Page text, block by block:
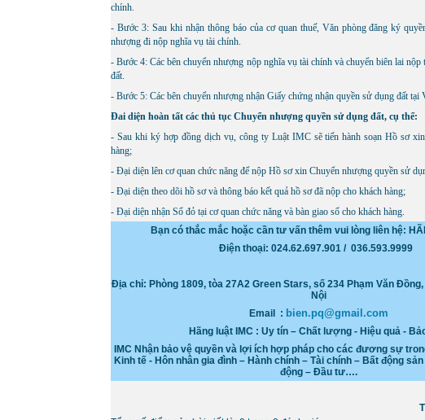
chính.
- Bước 3: Sau khi nhận thông báo của cơ quan thuế, Văn phòng đăng ký
nhượng đi nộp nghĩa vụ tài chính.
- Bước 4: Các bên chuyển nhượng nộp nghĩa vụ tài chính và chuyển biên lai
đất.
- Bước 5: Các bên chuyển nhượng nhận Giấy chứng nhận quyền sử dụng đất tại
Đai diện hoàn tất các thủ tục Chuyển nhượng quyền sử dụng đất, cụ thể:
- Sau khi ký hợp đồng dịch vụ, công ty Luật IMC sẽ tiến hành soạn Hồ sơ
hàng;
- Đại diện lên cơ quan chức năng để nộp Hồ sơ xin Chuyển nhượng quyền sử
- Đại diện theo dõi hồ sơ và thông báo kết quả hồ sơ đã nộp cho khách hàng;
- Đại diện nhận Sổ đỏ tại cơ quan chức năng và bàn giao sổ cho khách hàng.​
Bạn có thắc mắc hoặc cần tư vấn thêm vui lòng liên hệ:
Điện thoại: 024.62.697.901 / 036.593.9999
Địa chỉ: Phòng 1809, tòa 27A2 Green Stars, số 234 Phạm Văn
Nội
Email : bien.pq@gmail.com
Hãng luật IMC : Uy tín – Chất lượng - Hiệu quả -
IMC Nhận bảo vệ quyền và lợi ích hợp pháp cho các đương sự
Kinh tế - Hôn nhân gia đình – Hành chính – Tài chính – Bất động
động – Đầu tư….